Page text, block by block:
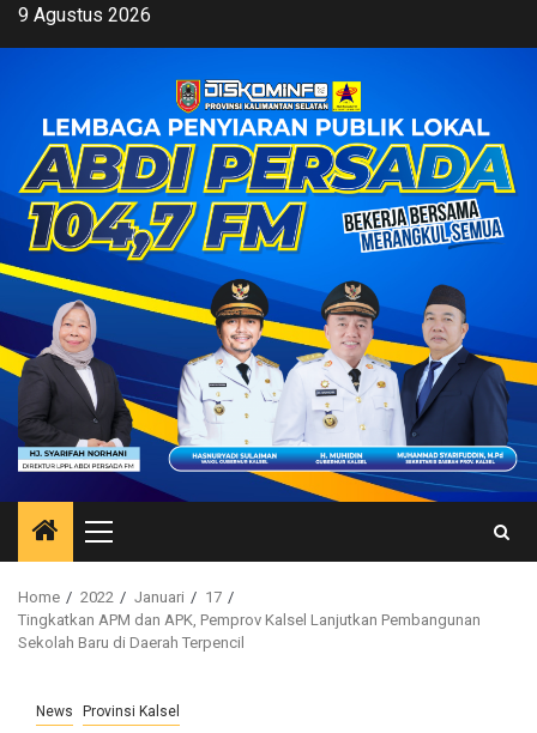
Skip9 Agustus 2026
Primary
Menu
Home 2022 Januari
17
Tingkatkan APM dan APK, Pemprov Kalsel Lanjutkan Pembangunan
Sekolah Baru di Daerah Terpencil
News Provinsi Kalsel